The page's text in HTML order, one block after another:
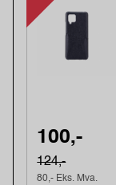
100,-
124,-
80,- Eks. Mva.